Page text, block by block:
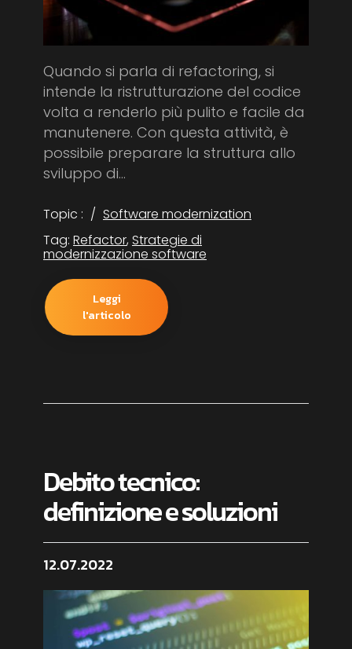
Quando si parla di refactoring, si
intende la ristrutturazione del codice
volta a renderlo più pulito e facile da
manutenere. Con questa attività, è
possibile preparare la struttura allo
sviluppo di...
Topic :
Software modernization
Tag: Refactor, Strategie di
modernizzazione software
Leggi
l'articolo
Debito tecnico:
definizione e soluzioni
12.07.2022